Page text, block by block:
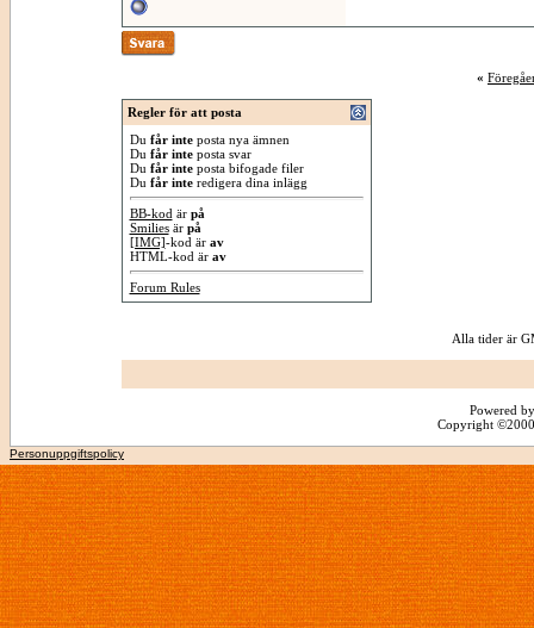
«
Regler för att posta
Du får inteposta nya ämnen
Du får inteposta svar
Du får inteposta bifogade filer
Du får interedigera dina inlägg
BB-kod är på
Smiliesär på
[IMG]-kod är av
HTML-kod är av
Forum Rules
Alla tider är
Powered
Copyright
Personuppgiftspolicy